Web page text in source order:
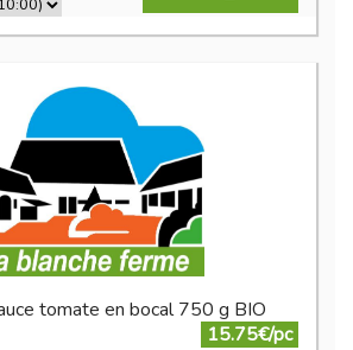
tomate en bocal 750 g BIO
15.75€/pc